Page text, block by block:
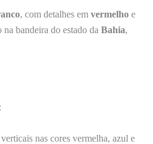
, com detalhes em vermelho e
bandeira do estado da Bahia,
nas cores vermelha, azul e